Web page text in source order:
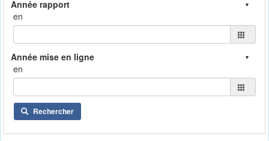
en
en
Rechercher